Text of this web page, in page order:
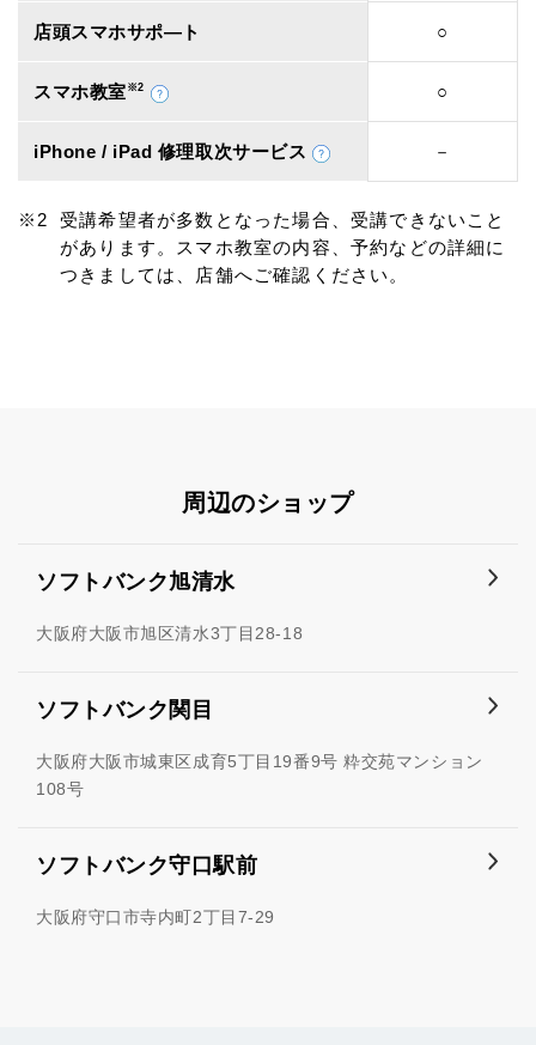
店頭スマホサポ―ト ○
スマホ教室 ※2 ○
iPhone / iPad 修理取次サービス －
受講希望者が多数となった場合、受講できないこと
があります。スマホ教室の内容、予約などの詳細に
つきましては、店舗へご確認ください。
周辺のショップ
ソフトバンク旭清水
大阪府大阪市旭区清水3丁目28-18
ソフトバンク関目
大阪府大阪市城東区成育5丁目19番9号 粋交苑マンション
108号
ソフトバンク守口駅前
大阪府守口市寺内町2丁目7-29